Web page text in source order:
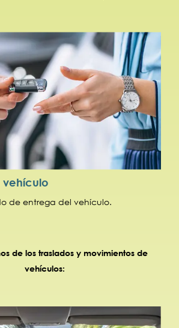
vehículo
de entrega del vehículo.
de los traslados y movimientos de
vehículos: